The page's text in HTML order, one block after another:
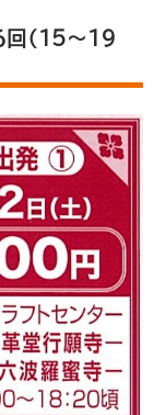
回（15～19